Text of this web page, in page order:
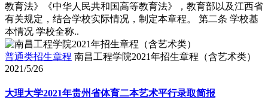
教育法》《中华人民共和国高等教育法》，教育部以及江西省
有关规定，结合学校实际情况，制定本章程。 第二条 学校基
本情况 学校全称..
普通类招生章程 南昌工程学院2021年招生章程（含艺术类）
2021/5/26
大理大学2021年贵州省体育二本艺术平行录取简报